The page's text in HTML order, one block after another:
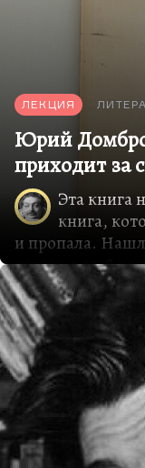
ЛЕКЦИЯ
Юрий
приходит за
Эта книга
книга,
и пропала.
только в 1958
Домбровского
черепом».
О Домбровском
отдельно,
детектив. Самое
продолжают
роман, само
вопросом,
работа, роман в